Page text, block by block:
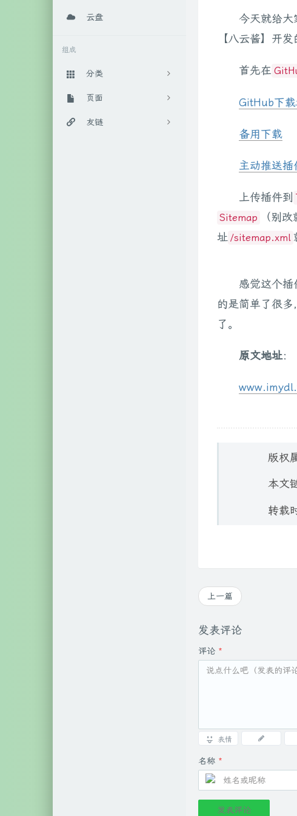
云盘
组成
分类
289
日常随笔
88
实用教程
页面
百宝箱
友链
今天就给大
【八云酱】开发
首先在
GitHub下
备用下载
主动推送插
上传插件到
Sitemap
（别
址 /sitemap.xml
感觉这个插
的是简单了很
了。
原文地址：
版权
本文
转载
上一篇
发表评论
评论 *
表情
名称 *
发表评论